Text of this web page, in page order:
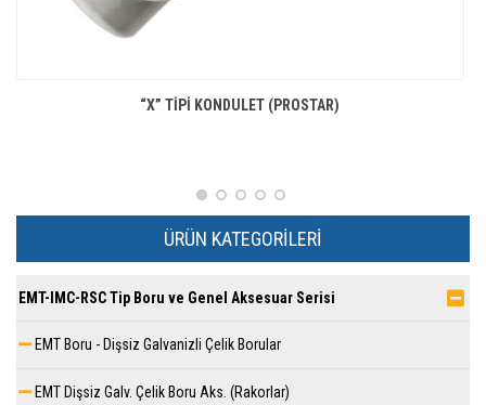
“X” TIPI KONDULET (PROSTAR)
ÜRÜN KATEGORILERI
EMT-IMC-RSC Tip Boru ve Genel Aksesuar Serisi
EMT Boru - Dişsiz Galvanizli Çelik Borular
EMT Dişsiz Galv. Çelik Boru Aks. (Rakorlar)